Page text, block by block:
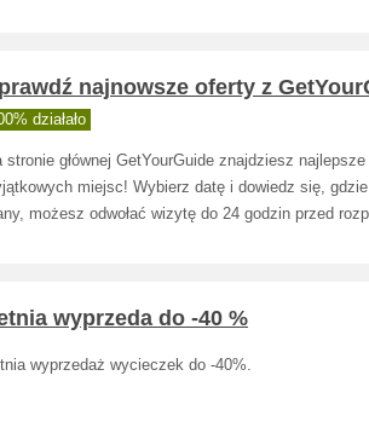
najnowsze oferty z
działało
stronie głównej GetYourGuide znajdziesz
miejsc! Wybierz datę i dowiedz się,
możesz odwołać wizytę do 24 godzin przed
wyprzeda do -40 %
wyprzedaż wycieczek do -40%.